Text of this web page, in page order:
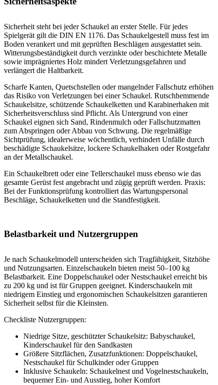
Sicherheit steht bei jeder Schaukel an erster Stelle. Für jedes
Spielgerät gilt die DIN EN 1176. Das Schaukelgestell muss fest im
Boden verankert und mit geprüften Beschlägen ausgestattet sein.
Witterungsbeständigkeit durch verzinkte oder beschichtete Metalle
sowie imprägniertes Holz mindert Verletzungsgefahren und
verlängert die Haltbarkeit.
Scharfe Kanten, Quetschstellen oder mangelnder Fallschutz erhöhen
das Risiko von Verletzungen bei einer Schaukel. Rutschhemmende
Schaukelsitze, schützende Schaukelketten und Karabinerhaken mit
Sicherheitsverschluss sind Pflicht. Als Untergrund von einer
Schaukel eignen sich Sand, Rindenmulch oder Fallschutzmatten
zum Abspringen oder Abbau von Schwung. Die regelmäßige
Sichtprüfung, idealerweise wöchentlich, verhindert Unfälle durch
beschädigte Schaukelsitze, lockere Schaukelhaken oder Rostgefahr
an der Metallschaukel.
Ein Schaukelbrett oder eine Tellerschaukel muss ebenso wie das
gesamte Gerüst fest angebracht und zügig geprüft werden. Praxis:
Bei der Funktionsprüfung kontrolliert das Wartungspersonal
Beschläge, Schaukelketten und die Standfestigkeit.
Belastbarkeit und Nutzergruppen
Je nach Schaukelmodell unterscheiden sich Tragfähigkeit, Sitzhöhe
und Nutzungsarten. Einzelschaukeln bieten meist 50–100 kg
Belastbarkeit. Eine Doppelschaukel oder Nestschaukel erreicht bis
zu 200 kg und ist für Gruppen geeignet. Kinderschaukeln mit
niedrigem Einstieg und ergonomischen Schaukelsitzen garantieren
Sicherheit selbst für die Kleinsten.
Checkliste Nutzergruppen:
Niedrige Sitze, geschützter Schaukelsitz: Babyschaukel,
Kinderschaukel für den Sandkasten
Größere Sitzflächen, Zusatzfunktionen: Doppelschaukel,
Nestschaukel für Schulkinder oder Gruppen
Inklusive Schaukeln: Schaukelnest und Vogelnestschaukeln,
bequemer Ein- und Ausstieg, hoher Komfort